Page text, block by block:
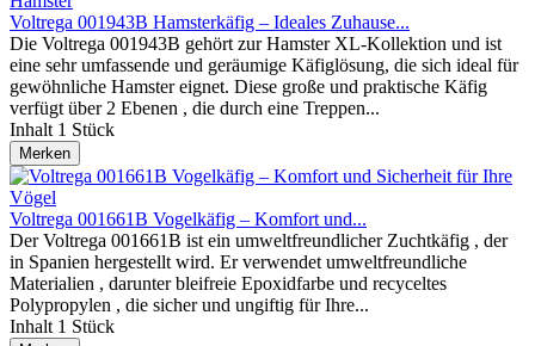
Voltrega 001943B Hamsterkäfig – Ideales Zuhause...
Die Voltrega 001943B gehört zur Hamster XL-Kollektion und ist
eine sehr umfassende und geräumige Käfiglösung, die sich ideal für
gewöhnliche Hamster eignet. Diese große und praktische Käfig
verfügt über 2 Ebenen , die durch eine Treppen...
Inhalt 1 Stück
Merken
Voltrega 001661B Vogelkäfig – Komfort und...
Der Voltrega 001661B ist ein umweltfreundlicher Zuchtkäfig , der
in Spanien hergestellt wird. Er verwendet umweltfreundliche
Materialien , darunter bleifreie Epoxidfarbe und recyceltes
Polypropylen , die sicher und ungiftig für Ihre...
Inhalt 1 Stück